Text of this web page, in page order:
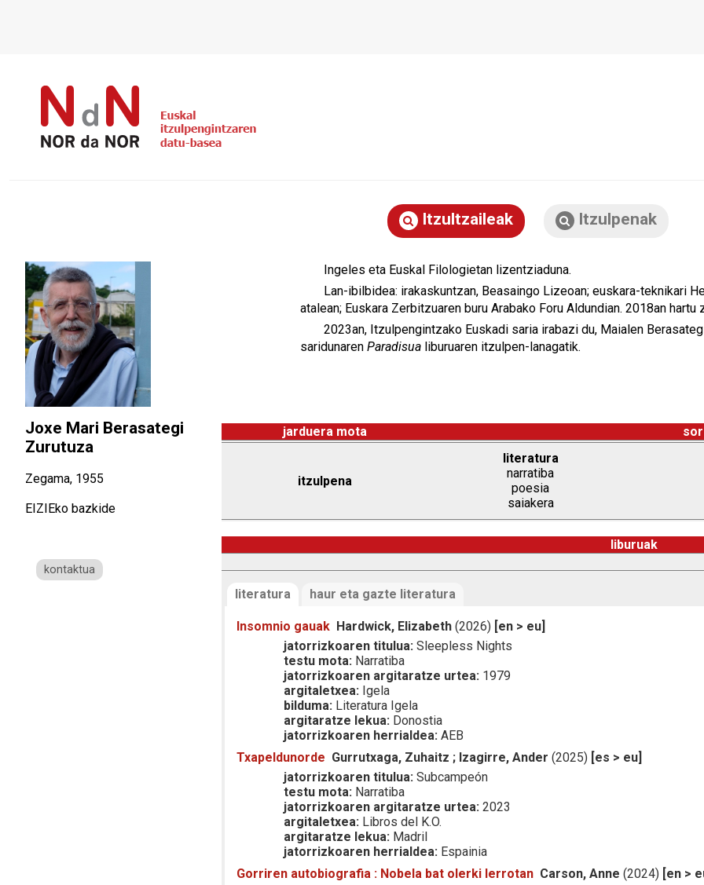
Itzultzaileak Itzulpenak
Joxe Mari Berasategi
Zurutuza
Zegama, 1955
EIZIEko bazkide
kontaktua
Ingeles eta Euskal Filologietan lizentziaduna.
Lan-ibilbidea: irakaskuntzan, Beasaingo Lizeoan; euskara-teknikari
atalean; Euskara Zerbitzuaren buru Arabako Foru Aldundian. 2018an hartu
2023an, Itzulpengintzako Euskadi saria irabazi du, Maialen
saridunaren Paradisua liburuaren itzulpen-lanagatik.
jarduera mota
itzulpena
literatura
narratiba
poesia
saiakera
liburuak
literatura haur eta gazte literatura
Insomnio gauak Hardwick, Elizabeth (2026) [en > eu]
jatorrizkoaren titulua: Sleepless Nights
testu mota: Narratiba
jatorrizkoaren argitaratze urtea: 1979
argitaletxea: Igela
bilduma: Literatura Igela
argitaratze lekua: Donostia
jatorrizkoaren herrialdea: AEB
Txapeldunorde Gurrutxaga, Zuhaitz ; Izagirre, Ander (2025) [es > eu]
jatorrizkoaren titulua: Subcampeón
testu mota: Narratiba
jatorrizkoaren argitaratze urtea: 2023
argitaletxea: Libros del K.O.
argitaratze lekua: Madril
jatorrizkoaren herrialdea: Espainia
Gorriren autobiografia : Nobela bat olerki lerrotan Carson, Anne (2024) [en >